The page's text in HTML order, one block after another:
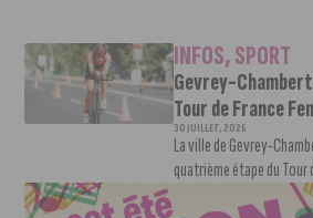
INFOS,SPORT
Gevrey-
Tour de France
30 JUILLET, 2026
La ville de Gevrey-
quatrième étape du Tour